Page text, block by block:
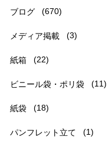
ブログ (670)
メディア掲載 (3)
紙箱 (22)
ビニール袋・ポリ袋 (11)
紙袋 (18)
パンフレット立て (1)